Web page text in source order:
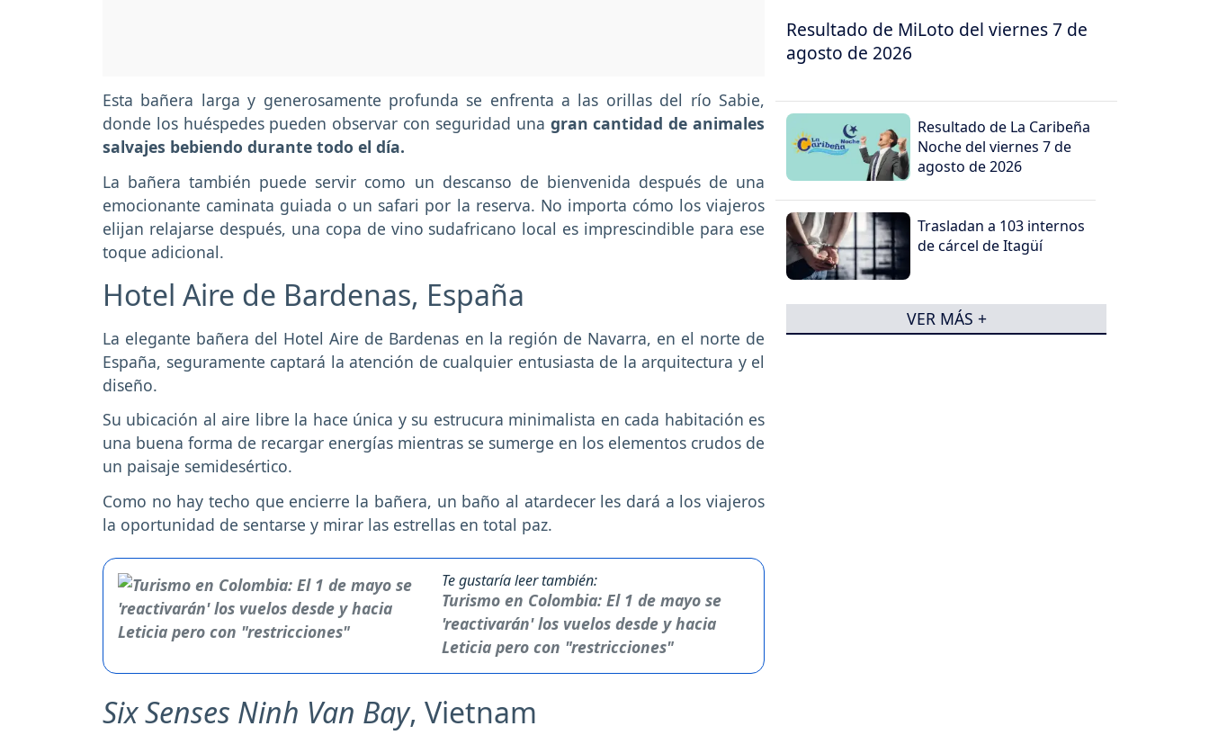
Esta bañera larga y generosamente profunda se enfrenta a las orillas del río Sabie,
donde los huéspedes pueden observar con seguridad una gran cantidad de animales
salvajes bebiendo durante todo el día.
La bañera también puede servir como un descanso de bienvenida después de una
emocionante caminata guiada o un safari por la reserva. No importa cómo los viajeros
elijan relajarse después, una copa de vino sudafricano local es imprescindible para ese
toque adicional.
Hotel Aire de Bardenas, España
La elegante bañera del Hotel Aire de Bardenas en la región de Navarra, en el norte de
España, seguramente captará la atención de cualquier entusiasta de la arquitectura y el
diseño.
Su ubicación al aire libre la hace única y su estrucura minimalista en cada habitación es
una buena forma de recargar energías mientras se sumerge en los elementos crudos de
un paisaje semidesértico.
Como no hay techo que encierre la bañera, un baño al atardecer les dará a los viajeros
la oportunidad de sentarse y mirar las estrellas en total paz.
Te gustaría leer también:
Turismo en Colombia: El 1 de mayo se
'reactivarán' los vuelos desde y hacia
Leticia pero con "restricciones"
Six Senses Ninh Van Bay, Vietnam
Resultado de MiLoto del viernes 7 de
agosto de 2026
Resultado de La Caribeña
Noche del viernes 7 de
agosto de 2026
Trasladan a 103 internos
de cárcel de Itagüí
VER MÁS +